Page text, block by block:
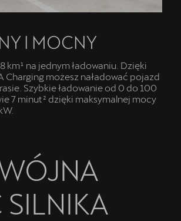
I MOCNY
km¹ na jednym ładowaniu. Dzięki
Charging możesz naładować pojazd
Szybkie ładowanie od 0 do 100
7 minut² dzięki maksymalnej mocy